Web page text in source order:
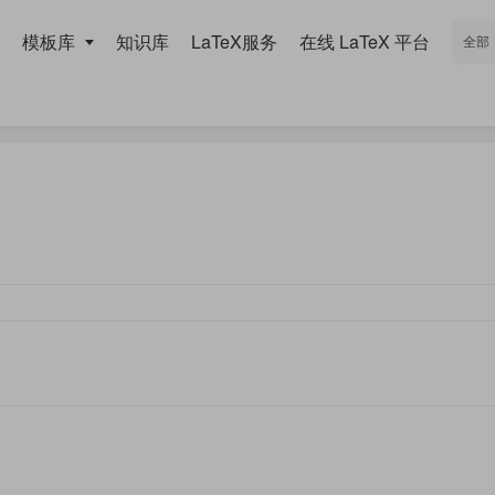
模板库 知识库 LaTeX服务 在线 LaTeX 平台